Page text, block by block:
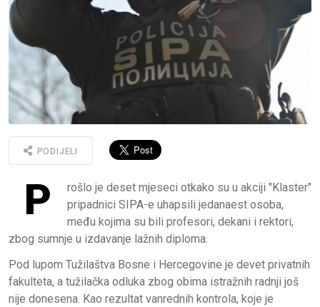
PODIJELI
P
rošlo je deset mjeseci otkako su u akciji "Klaster"
pripadnici SIPA-е uhapsili jedanaest osoba,
među kojima su bili profesori, dekani i rektori,
zbog sumnje u izdavanje lažnih diploma.
Pod lupom Tužilaštva Bosne i Hercegovine je devet privatnih
fakulteta, a tužilačka odluka zbog obima istražnih radnji još
nije donesena. Kao rezultat vanrednih kontrola, koje je